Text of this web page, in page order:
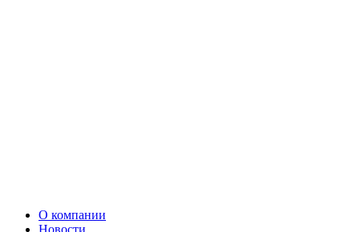
О компании
Новости